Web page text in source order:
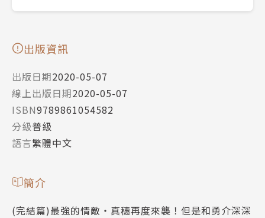
出版資訊
出版日期2020-05-07
線上出版日期2020-05-07
ISBN9789861054582
分級普級
語言繁體中文
簡介
(完結篇)最強的情敵‧真穗再度來襲！但是和勇介深深